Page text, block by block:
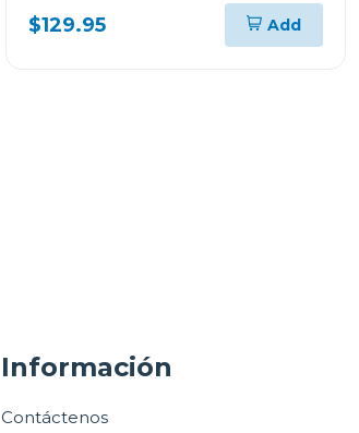
antiadherentes
$129.95 Add
Información
Contáctenos